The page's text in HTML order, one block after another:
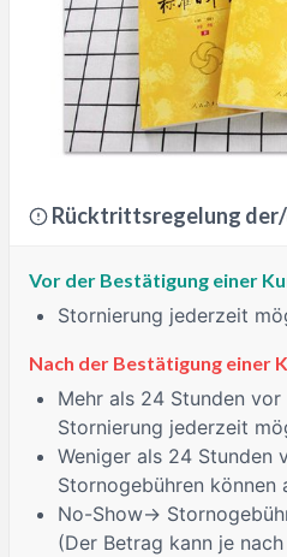
Rücktrittsregelung
Vor der Bestätigung einer
Stornierung jederzeit
Nach der Bestätigung einer
Mehr als 24 Stunden vor
Stornierung jederzeit
Weniger als 24 Stunden
Stornogebühren können
No-Show→
(Der Betrag kann je